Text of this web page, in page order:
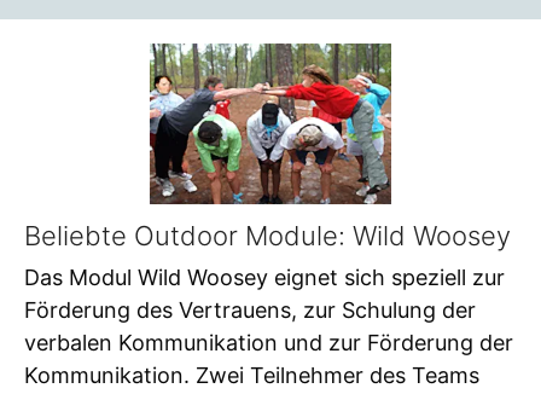
Beliebte Outdoor Module: Wild Woosey
Das Modul Wild Woosey eignet sich speziell zur
Förderung des Vertrauens, zur Schulung der
verbalen Kommunikation und zur Förderung der
Kommunikation. Zwei Teilnehmer des Teams